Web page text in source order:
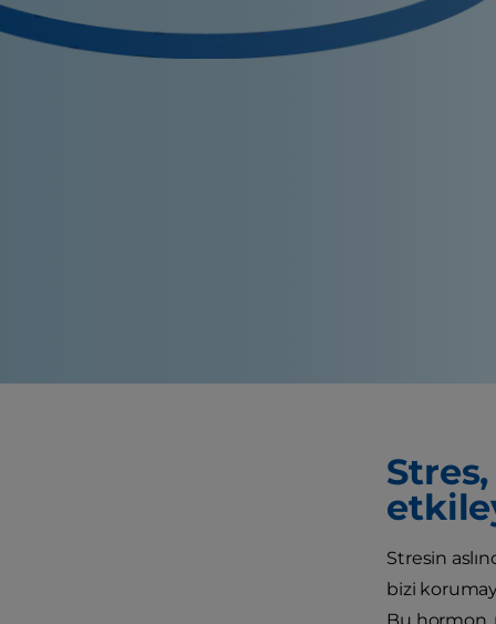
Stresin
bizi